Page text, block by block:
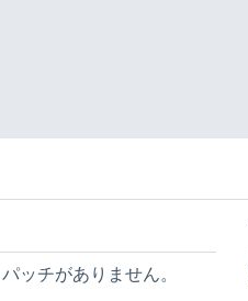
ッチがありません。